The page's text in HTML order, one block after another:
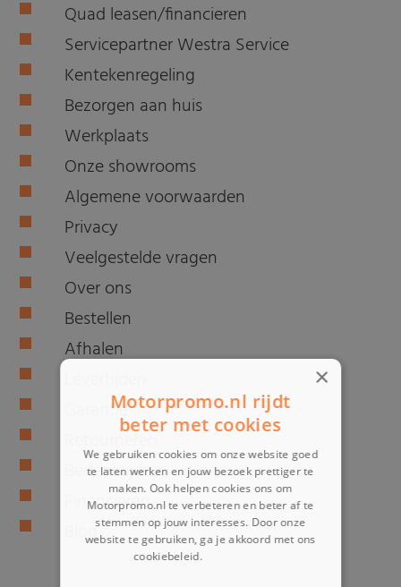
Quad leasen/financieren
Servicepartner Westra Service
Kentekenregeling
Bezorgen aan huis
Werkplaats
Onze showrooms
Algemene voorwaarden
Privacy
Veelgestelde vragen
Over ons
Bestellen
Afhalen
Garantie
Bedenktijd
Financieren
Blog
×
Motorpromo.nl rijdt
beter met cookies
We gebruiken cookies om onze website goed
te laten werken en jouw bezoek prettiger te
maken. Ook helpen cookies ons om
Motorpromo.nl te verbeteren en beter af te
stemmen op jouw interesses. Door onze
website te gebruiken, ga je akkoord met ons
cookiebeleid.